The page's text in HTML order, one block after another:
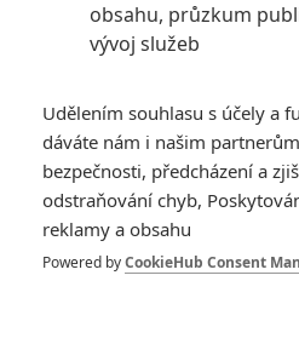
Vstoupit do
*/10
Nerecenzováno
Pro hodnocení musíte být
obsahu, průzkum
vývoj služeb
Udělením souhlasu s účely a
dáváte nám i našim
bezpečnosti, předcházení a
odstraňování chyb,
reklamy a obsahu
Powered byCookieHub Consent